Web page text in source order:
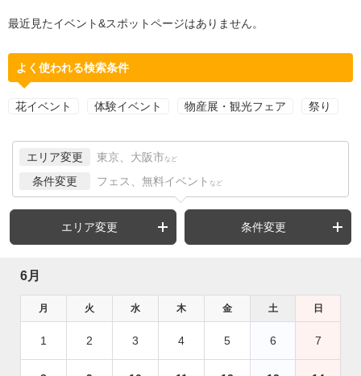
最近見たイベント&スポットページはありません。
よく使われる検索条件
花イベント 体験イベント 物産展・観光フェア 祭り
エリア変更 東京、大阪市 など
条件変更 フェス、無料イベント など
エリア変更 条件変更
6月
月 火 水 木 金 土 日
1 2 3 4 5 6 7